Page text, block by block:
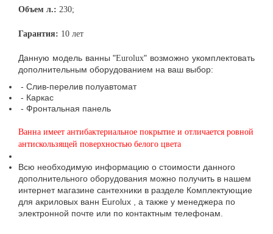
Объем л.: 230;
Гарантия: 10 лет
Данную модель ванны "Eurolux" возможно укомплектовать
дополнительным оборудованием на ваш выбор:
- Слив-перелив полуавтомат
- Каркас
- Фронтальная панель
Ванна имеет антибактериальное покрытие и отличается ровной
антискользящей поверхностью белого цвета
Всю необходимую информацию о стоимости данного
дополнительного оборудования можно получить в нашем
интернет магазине сантехники в разделе Комплектующие
для акриловых ванн Eurolux
, а также у менеджера по
электронной почте или по контактным телефонам.